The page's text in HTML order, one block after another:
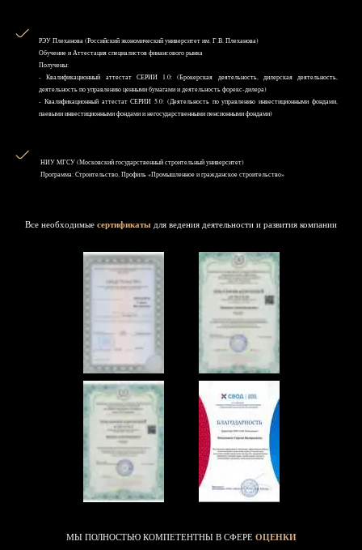
РЭУ Плеханова (Российский экономический университет им. Г.В. Плеханова)
Обучение и Аттестация специалистов финансового рынка
Получены:
- Квалификационный аттестат СЕРИИ 1.0: (Брокерская деятельность, дилерская деятельность,
деятельность по управлению ценными бумагами и деятельность форекс-дилера)
- Квалификационный аттестат СЕРИИ 5.0: (Деятельность по управлению инвестиционными фондами,
паевыми инвестиционными фондами и негосударственными пенсионными фондами)
НИУ MГСУ (Московский государственный строительный университет)
Программа: Строительство, Профиль «Промышленное и гражданское строительство»
Все необходимые сертификаты для ведения деятельности и развития компании
МЫ ПОЛНОСТЬЮ КОМПЕТЕНТНЫ В СФЕРЕ ОЦЕНКИ